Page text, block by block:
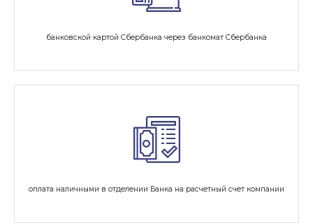
банковской картой Сбербанка через банкомат Сбербанка
оплата наличными в отделении Банка на расчетный счет компании